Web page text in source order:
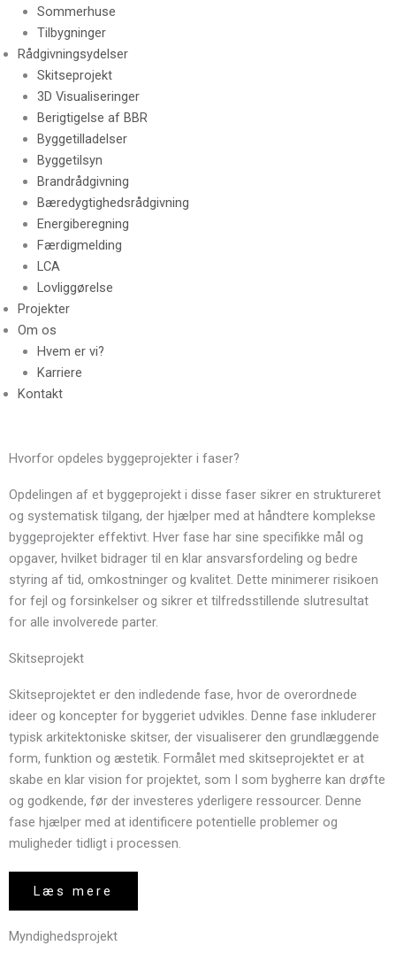
Sommerhuse
Tilbygninger
Rådgivningsydelser
Skitseprojekt
3D Visualiseringer
Berigtigelse af BBR
Byggetilladelser
Byggetilsyn
Brandrådgivning
Bæredygtighedsrådgivning
Energiberegning
Færdigmelding
LCA
Lovliggørelse
Projekter
Om os
Hvem er vi?
Karriere
Kontakt
Hvorfor opdeles byggeprojekter i faser?
Opdelingen af et byggeprojekt i disse faser sikrer en struktureret
og systematisk tilgang, der hjælper med at håndtere komplekse
byggeprojekter effektivt. Hver fase har sine specifikke mål og
opgaver, hvilket bidrager til en klar ansvarsfordeling og bedre
styring af tid, omkostninger og kvalitet. Dette minimerer risikoen
for fejl og forsinkelser og sikrer et tilfredsstillende slutresultat
for alle involverede parter.
Skitseprojekt
Skitseprojektet er den indledende fase, hvor de overordnede
ideer og koncepter for byggeriet udvikles. Denne fase inkluderer
typisk arkitektoniske skitser, der visualiserer den grundlæggende
form, funktion og æstetik. Formålet med skitseprojektet er at
skabe en klar vision for projektet, som I som bygherre kan drøfte
og godkende, før der investeres yderligere ressourcer. Denne
fase hjælper med at identificere potentielle problemer og
muligheder tidligt i processen.
Læs mere
Myndighedsprojekt